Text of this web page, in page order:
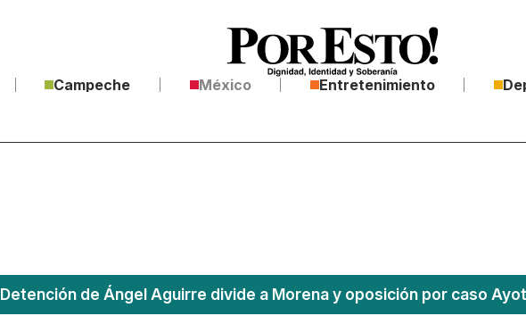
Campeche México Entretenimiento
Detención de Ángel Aguirre divide a Morena y oposición por caso